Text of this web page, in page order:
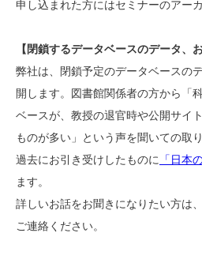
申し込まれた方にはセミナーのアー
【閉鎖するデータベースのデータ、
弊社は、閉鎖予定のデータベースの
開します。図書館関係者の方から「
ベースが、教授の退官時や公開サイ
ものが多い」という声を聞いての取
過去にお引き受けしたものに
「日本
ます。
詳しいお話をお聞きになりたい方は、
ご連絡ください。